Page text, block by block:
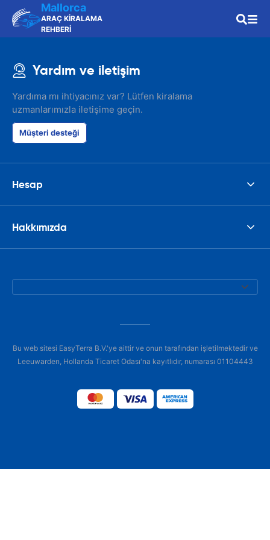
Mallorca
ARAÇ KİRALAMA
REHBERİ
Yardım ve iletişim
Yardıma mı ihtiyacınız var? Lütfen kiralama
uzmanlarımızla iletişime geçin.
Müşteri desteği
Hesap
Hakkımızda
Bu web sitesi EasyTerra B.V.'ye aittir ve onun tarafından işletilmektedir ve
Leeuwarden, Hollanda Ticaret Odası'na kayıtlıdır, numarası 01104443